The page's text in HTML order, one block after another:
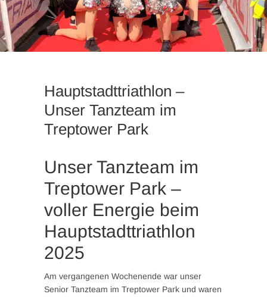
Hauptstadttriathlon –
Unser Tanzteam im
Treptower Park
Unser Tanzteam im
Treptower Park –
voller Energie beim
Hauptstadttriathlon
2025
Am vergangenen Wochenende war unser
Senior Tanzteam im Treptower Park und waren